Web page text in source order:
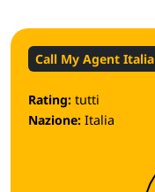
Call My Agent Italia
Rating: tutti
Nazione: Italia